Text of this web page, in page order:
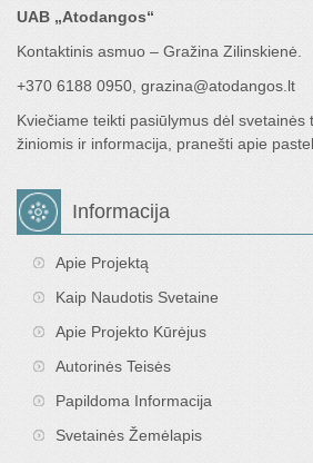
UAB „Atodangos“
Kontaktinis asmuo – Gražina Zilinskienė.
+370 6188 0950, grazina@atodangos.lt
Kviečiame teikti pasiūlymus dėl svetainės
žiniomis ir informacija, pranešti apie
Informacija
Apie Projektą
Kaip Naudotis Svetaine
Apie Projekto Kūrėjus
Autorinės Teisės
Papildoma Informacija
Svetainės Žemėlapis